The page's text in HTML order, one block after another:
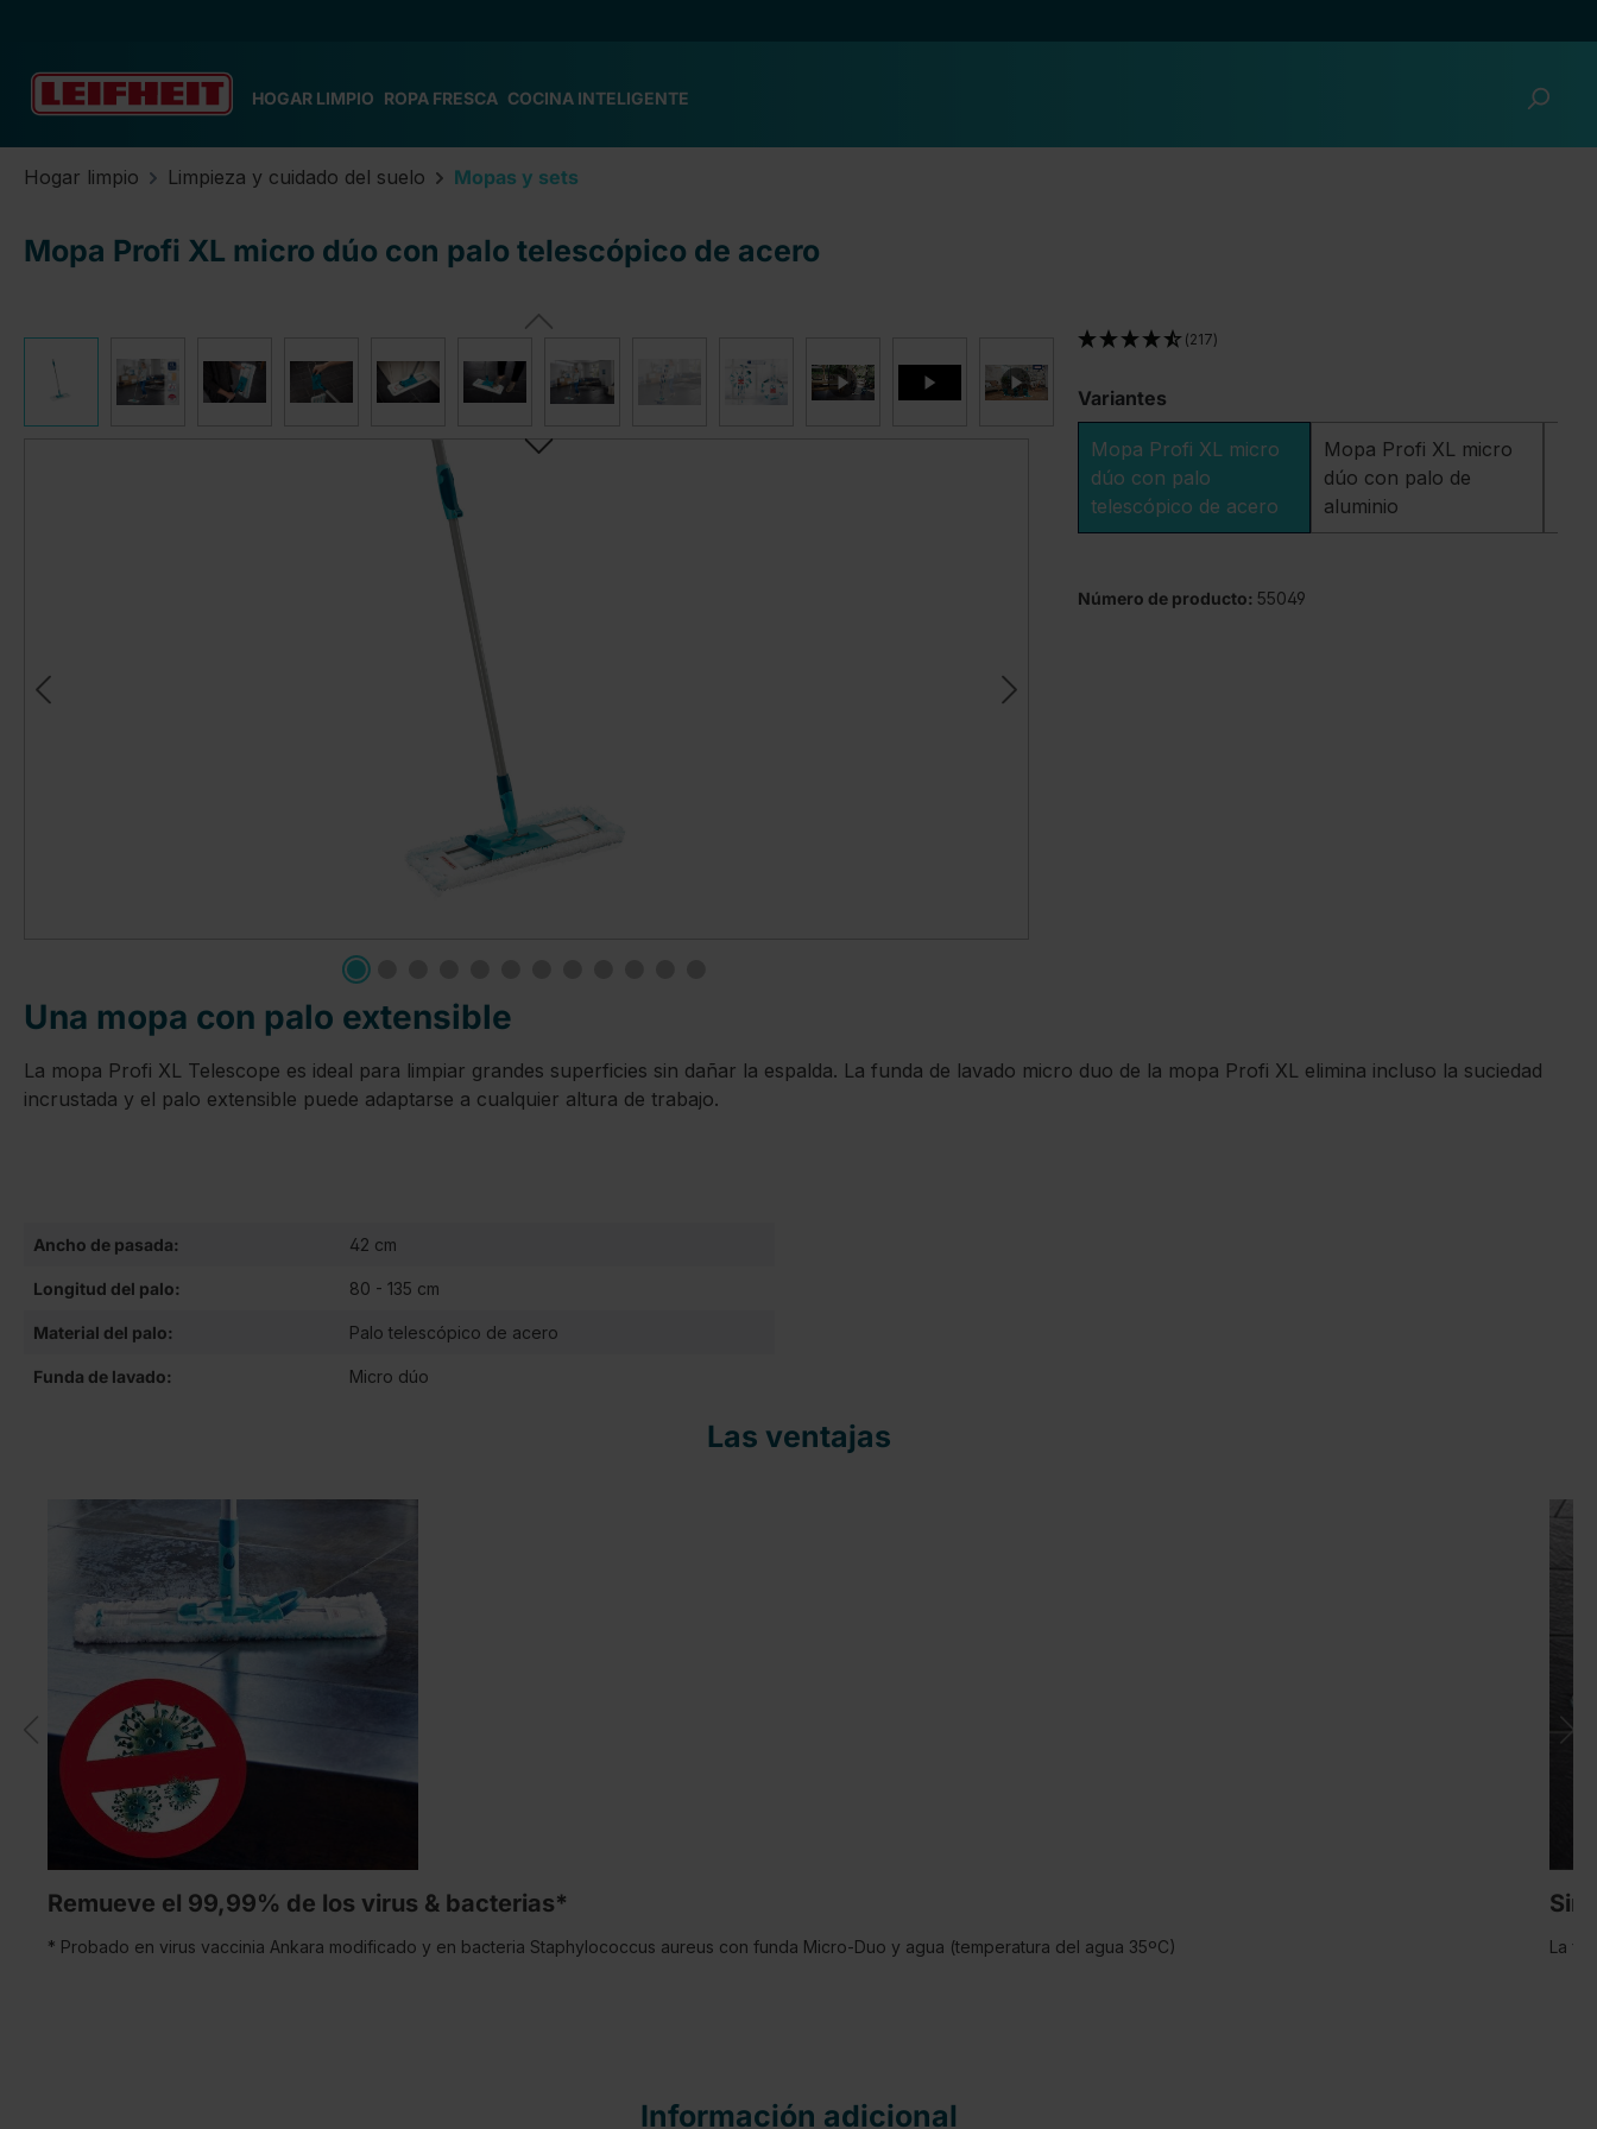
HOGAR LIMPIO ROPA FRESCA COCINA INTELIGENTE
Hogar limpio Limpieza y cuidado del suelo Mopas y sets
Mopa Profi XL micro dúo con palo telescópico de acero
(217)
Variantes
Mopa Profi XL micro
dúo con palo
telescópico de acero
Mopa Profi XL micro
dúo con palo de
aluminio
Número de producto: 55049
Una mopa con palo extensible
La mopa Profi XL Telescope es ideal para limpiar grandes superficies sin dañar la espalda. La funda de lavado micro duo de la mopa Profi XL elimina incluso la suciedad
incrustada y el palo extensible puede adaptarse a cualquier altura de trabajo.
Ancho de pasada: 42 cm
Longitud del palo: 80 - 135 cm
Material del palo: Palo telescópico de acero
Funda de lavado: Micro dúo
Las ventajas
Remueve el 99,99% de los virus & bacterias*
* Probado en virus vaccinia Ankara modificado y en bacteria Staphylococcus aureus con funda Micro-Duo y agua (temperatura del agua 35ºC)
Sin
La
Información adicional